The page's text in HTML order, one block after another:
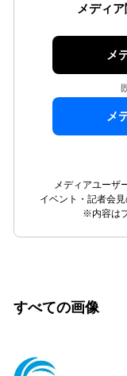
メディ
メ
メ
メディアユーザ
イベント・記者会
※内容は
すべての画像